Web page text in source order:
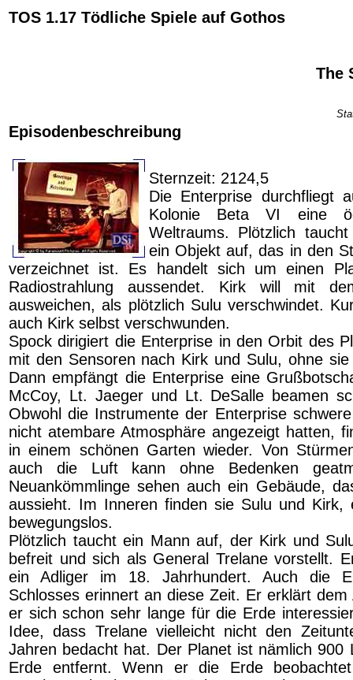
TOS 1.17 Tödliche Spiele auf Gothos
The
Episodenbeschreibung
Sternzeit: 2124,5
Die Enterprise durchfliegt
Kolonie Beta VI eine
Weltraums. Plötzlich
ein Objekt auf, das in den
verzeichnet ist. Es handelt sich um einen
Radiostrahlung aussendet. Kirk will mit
ausweichen, als plötzlich Sulu verschwindet.
auch Kirk selbst verschwunden.
Spock dirigiert die Enterprise in den Orbit des
mit den Sensoren nach Kirk und Sulu, ohne
Dann empfängt die Enterprise eine
McCoy, Lt. Jaeger und Lt. DeSalle beamen
Obwohl die Instrumente der Enterprise
nicht atembare Atmosphäre angezeigt hatten,
in einem schönen Garten wieder. Von
auch die Luft kann ohne Bedenken
Neuankömmlinge sehen auch ein Gebäude,
aussieht. Im Inneren finden sie Sulu und Kirk,
bewegungslos.
Plötzlich taucht ein Mann auf, der Kirk und
befreit und sich als General Trelane vorstellt.
ein Adliger im 18. Jahrhundert. Auch die
Schlosses erinnert an diese Zeit. Er erklärt
er sich schon sehr lange für die Erde
Idee, dass Trelane vielleicht nicht den
Jahren bedacht hat. Der Planet ist nämlich 900
Erde entfernt. Wenn er die Erde